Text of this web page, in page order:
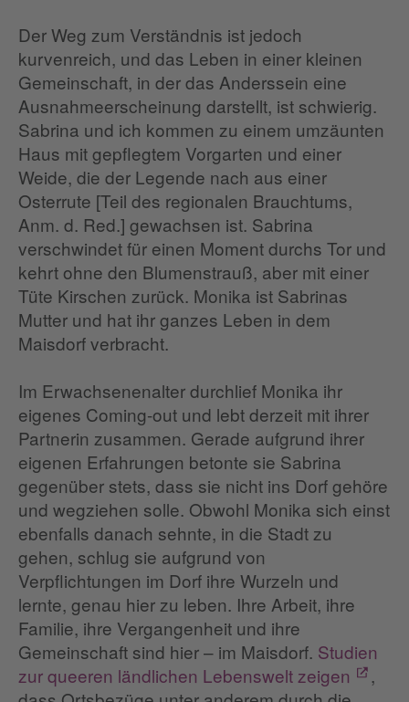
Der Weg zum Verständnis ist jedoch
kurvenreich, und das Leben in einer kleinen
Gemeinschaft, in der das Anderssein eine
Ausnahmeerscheinung darstellt, ist schwierig.
Sabrina und ich kommen zu einem umzäunten
Haus mit gepflegtem Vorgarten und einer
Weide, die der Legende nach aus einer
Osterrute [Teil des regionalen Brauchtums,
Anm. d. Red.] gewachsen ist. Sabrina
verschwindet für einen Moment durchs Tor und
kehrt ohne den Blumenstrauß, aber mit einer
Tüte Kirschen zurück. Monika ist Sabrinas
Mutter und hat ihr ganzes Leben in dem
Maisdorf verbracht.
Im Erwachsenenalter durchlief Monika ihr
eigenes Coming-out und lebt derzeit mit ihrer
Partnerin zusammen. Gerade aufgrund ihrer
eigenen Erfahrungen betonte sie Sabrina
gegenüber stets, dass sie nicht ins Dorf gehöre
und wegziehen solle. Obwohl Monika sich einst
ebenfalls danach sehnte, in die Stadt zu
gehen, schlug sie aufgrund von
Verpflichtungen im Dorf ihre Wurzeln und
lernte, genau hier zu leben. Ihre Arbeit, ihre
Familie, ihre Vergangenheit und ihre
Gemeinschaft sind hier – im Maisdorf. Studien
zur queeren ländlichen Lebenswelt zeigen
,